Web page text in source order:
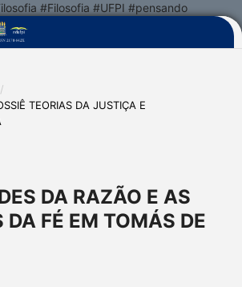
#Filosofia #UFPI #pensando
/
TEORIAS DA JUSTIÇA E
DA RAZÃO E AS
DA FÉ EM TOMÁS DE